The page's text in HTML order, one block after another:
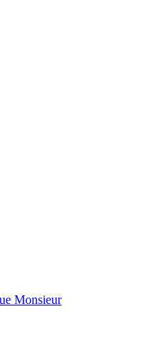
Monsieur